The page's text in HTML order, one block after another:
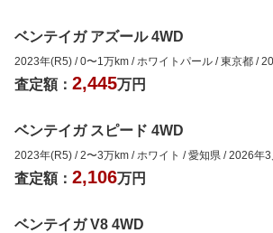
ベンテイガ アズール 4WD
2023年(R5) /0〜1 万km / ホワイトパール /東京都 /
査定額： 2,445万円
ベンテイガ スピード 4WD
2023年(R5) /2〜3万km / ホワイト /愛知県 /2026年3
査定額： 2,106万円
ベンテイガ V8 4WD